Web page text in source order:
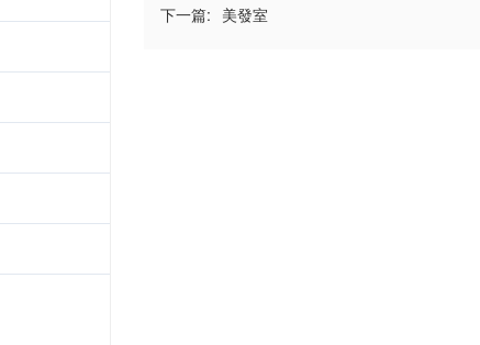
下一篇: 美發室